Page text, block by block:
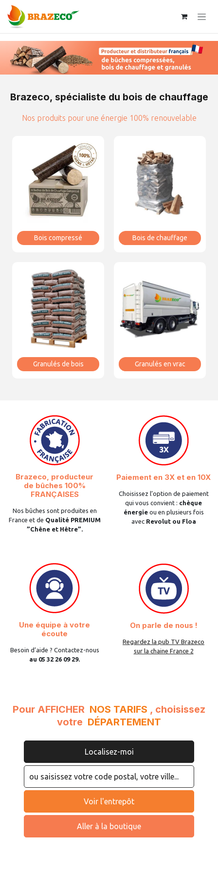
Se rendre au contenu
Brazeco, spécialiste du bois de chauffage
Nos produits pour une énergie 100% renouvelable
Bois compressé Bois de chauffage
Granulés de bois Granulés en vrac
Brazeco, producteur
de bûches 100%
FRANÇAISES
Nos bûches sont produites en
France et de Qualité PREMIUM
”Chêne et Hêtre”.
Paiement en 3X et en 10X
Choisissez l’option de paiement
qui vous convient : chèque
énergie ou en plusieurs fois
avec Revolut ou Floa
Une équipe à votre
écoute
Besoin d’aide ? Contactez-nous
au 05 32 26 09 29.
On parle de nous !
Regardez la pub TV Brazeco
sur la chaine France 2
Pour AFFICHER NOS TARIFS , choisissez
votre DÉPARTEMENT
Localisez-moi
Voir l'entrepôt
Aller à la boutique